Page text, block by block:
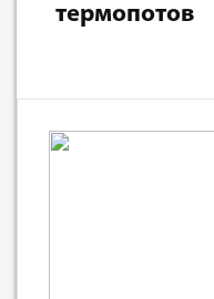
термопотов